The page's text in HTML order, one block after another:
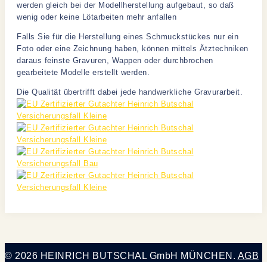
werden gleich bei der Modellherstellung aufgebaut, so daß
wenig oder keine Lötarbeiten mehr anfallen
Falls Sie für die Herstellung eines Schmuckstückes nur ein
Foto oder eine Zeichnung haben, können mittels Ätztechniken
daraus feinste Gravuren, Wappen oder durchbrochen
gearbeitete Modelle erstellt werden.
Die Qualität übertrifft dabei jede handwerkliche Gravurarbeit.
© 2026 HEINRICH BUTSCHAL GmbH MÜNCHEN. AGB